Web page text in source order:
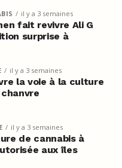
il y a 3 semaines
fait revivre Ali G
surprise à
il y a 3 semaines
la voie à la culture
il y a 3 semaines
de cannabis à
aux îles